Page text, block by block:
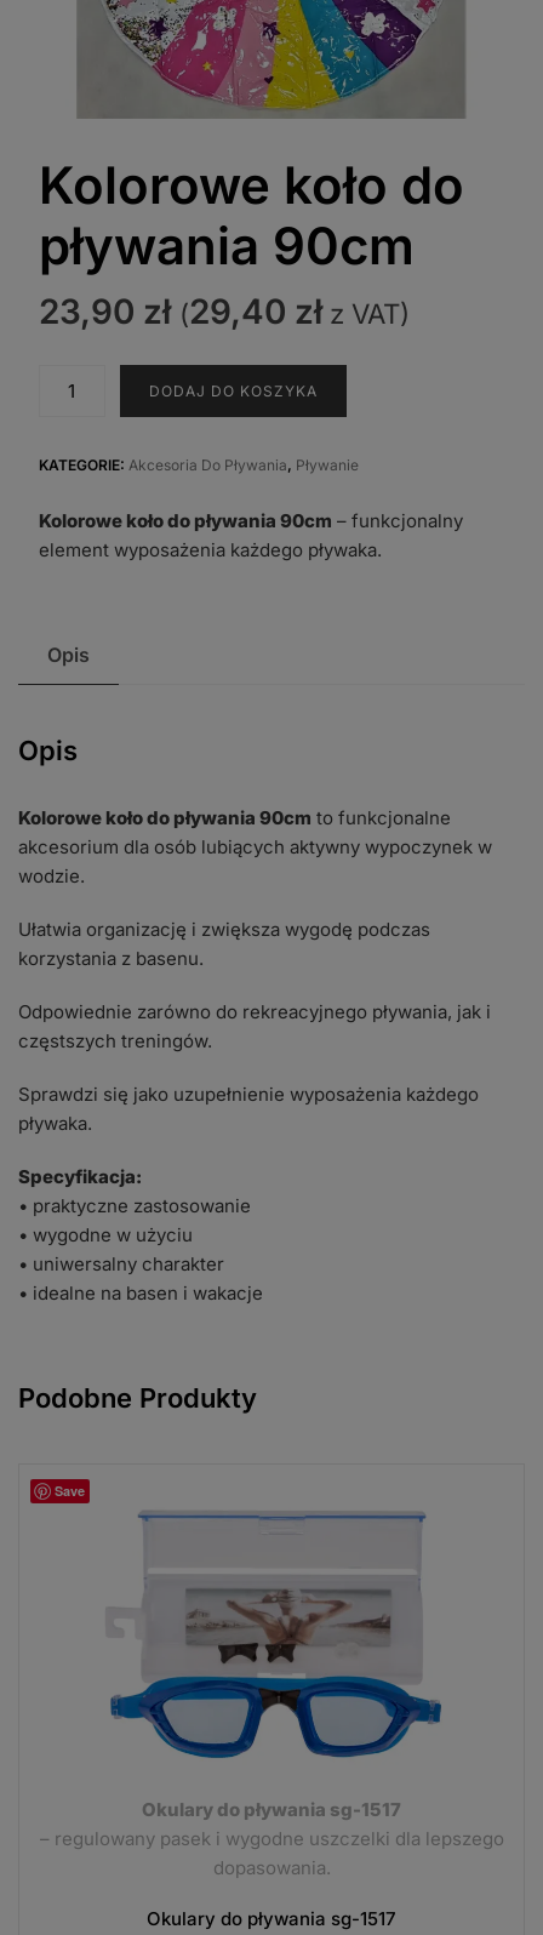
Kolorowe koło do
pływania 90cm
23,90 zł (29,40 złz VAT)
do
90cm
DODAJ DO KOSZYKA
KATEGORIE: Akcesoria Do Pływania, Pływanie
Kolorowe koło do pływania 90cm – funkcjonalny
element wyposażenia każdego pływaka.
Opis
Opis
Kolorowe koło do pływania 90cm to funkcjonalne
akcesorium dla osób lubiących aktywny wypoczynek w
wodzie.
Ułatwia organizację i zwiększa wygodę podczas
korzystania z basenu.
Odpowiednie zarówno do rekreacyjnego pływania, jak i
częstszych treningów.
Sprawdzi się jako uzupełnienie wyposażenia każdego
pływaka.
Specyfikacja:
• praktyczne zastosowanie
• wygodne w użyciu
• uniwersalny charakter
• idealne na basen i wakacje
Podobne Produkty
Save
Okulary do pływania sg-1517
– regulowany pasek i wygodne uszczelki dla lepszego
dopasowania.
Okulary do pływania sg-1517